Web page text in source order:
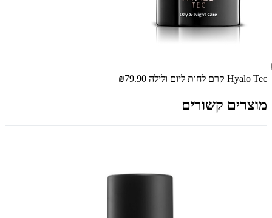
Hyalo Tec קרם לחות ליום ולילה ₪79.90
מוצרים קשורים